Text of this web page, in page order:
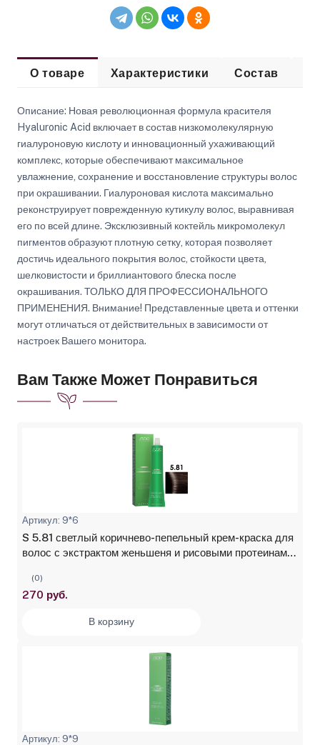
О товаре Характеристики Состав
Описание: Новая революционная формула красителя
Hyaluronic Acid включает в состав низкомолекулярную
гиалуроновую кислоту и инновационный ухаживающий
комплекс, которые обеспечивают максимальное
увлажнение, сохранение и восстановление структуры волос
при окрашивании. Гиалуроновая кислота максимально
реконструирует поврежденную кутикулу волос, выравнивая
его по всей длине. Эксклюзивный коктейль микромолекул
пигментов образуют плотную сетку, которая позволяет
достичь идеального покрытия волос, стойкости цвета,
шелковистости и бриллиантового блеска после
окрашивания. ТОЛЬКО ДЛЯ ПРОФЕССИОНАЛЬНОГО
ПРИМЕНЕНИЯ. Внимание! Представленные цвета и оттенки
могут отличаться от действительных в зависимости от
настроек Вашего монитора.
Вам Также Может Понравиться
Артикул: 9*6
S 5.81 светлый коричнево-пепельный крем-краска для
волос с экстрактом женьшеня и рисовыми протеинами
(0)
270 руб.
В корзину
Артикул: 9*9